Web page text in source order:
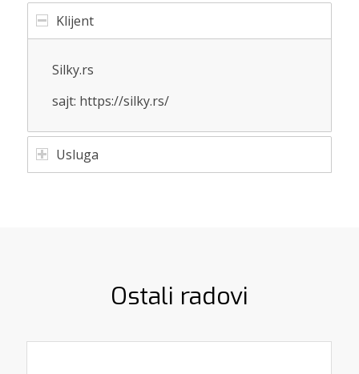
Klijent
Silky.rs
sajt: https://silky.rs/
Usluga
Ostali radovi